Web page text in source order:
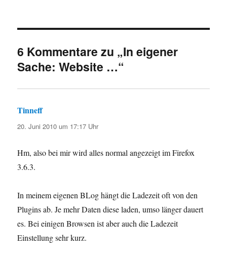
6 Kommentare zu „In eigener
Sache: Website …“
Tinneffsagt:
20. Juni 2010 um 17:17 Uhr
Hm, also bei mir wird alles normal angezeigt im Firefox
3.6.3.
In meinem eigenen BLog hängt die Ladezeit oft von den
Plugins ab. Je mehr Daten diese laden, umso länger dauert
es. Bei einigen Browsen ist aber auch die Ladezeit
Einstellung sehr kurz.